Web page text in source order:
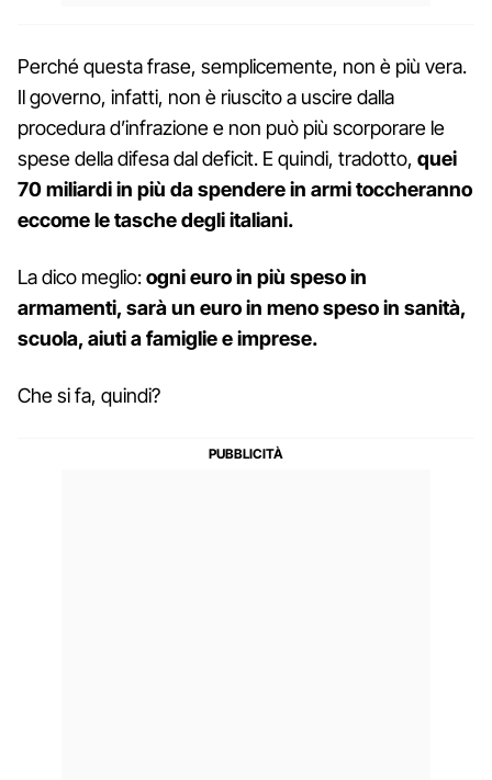
Perché questa frase, semplicemente, non è più vera.
Il governo, infatti, non è riuscito a uscire dalla
procedura d’infrazione e non può più scorporare le
spese della difesa dal deficit. E quindi, tradotto, quei
70 miliardi in più da spendere in armi toccheranno
eccome le tasche degli italiani.
La dico meglio:ogni euro in più speso in
armamenti, sarà un euro in meno speso in sanità,
scuola, aiuti a famiglie e imprese.
Che si fa, quindi?